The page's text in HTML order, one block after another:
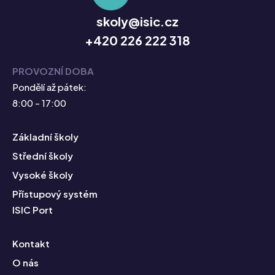
skoly@isic.cz
+420 226 222 318
PROVOZNÍ DOBA
Pondělí až pátek:
8:00 - 17:00
Základní školy
Střední školy
Vysoké školy
Přístupový systém
ISIC Port
Kontakt
O nás